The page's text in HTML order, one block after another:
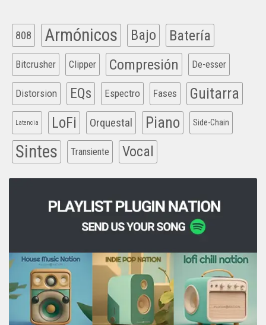
808 Armónicos Bajo Batería
Bitcrusher Clipper Compresión De-esser
Distorsion EQs Espectro Fases Guitarra
Latencia LoFi Orquestal Piano Side-Chain
Sintes Transiente Vocal